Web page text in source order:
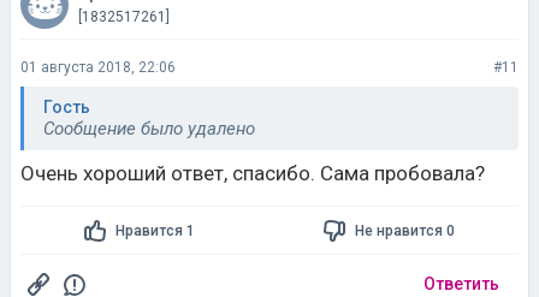
[1832517261]
01 августа 2018, 22:06 #11
Гость
Сообщение было удалено
Очень хороший ответ, спасибо. Сама пробовала?
Нравится 1 Не нравится 0
Ответить